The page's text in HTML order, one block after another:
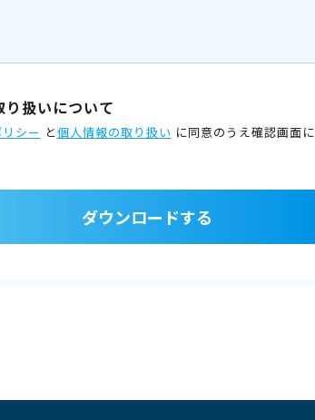
扱いについて
シー と個人情報の取り扱い に同意のうえ確認画面に
ダウンロードする